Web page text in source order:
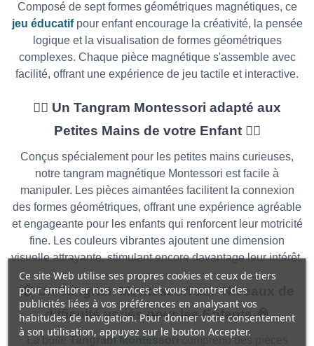
Ce site Web utilise ses propres cookies et ceux de tiers
pour améliorer nos services et vous montrer des
publicités liées à vos préférences en analysant vos
habitudes de navigation. Pour donner votre consentement
à son utilisation, appuyez sur le bouton Accepter.
Composé de sept formes géométriques magnétiques, ce
jeu éducatifpour enfant encourage la créativité, la pensée
logique et la visualisation de formes géométriques
complexes. Chaque pièce magnétique s'assemble avec
facilité, offrant une expérience de jeu tactile et interactive.
🖐🏻 Un Tangram Montessori adapté aux
Petites Mains de votre Enfant 🖐🏻
Conçus spécialement pour les petites mains curieuses,
notre tangram magnétique Montessori est facile à
manipuler. Les pièces aimantées facilitent la connexion
des formes géométriques, offrant une expérience agréable
et engageante pour les enfants qui renforcent leur motricité
fine. Les couleurs vibrantes ajoutent une dimension
visuelle attrayante, stimulant encore davantage leur intérêt.
🧠 Un Tangram Montessori aux Niveaux de
difficulté variés pour les Enfants 🧠
Tangram Montessori comprend des pièces